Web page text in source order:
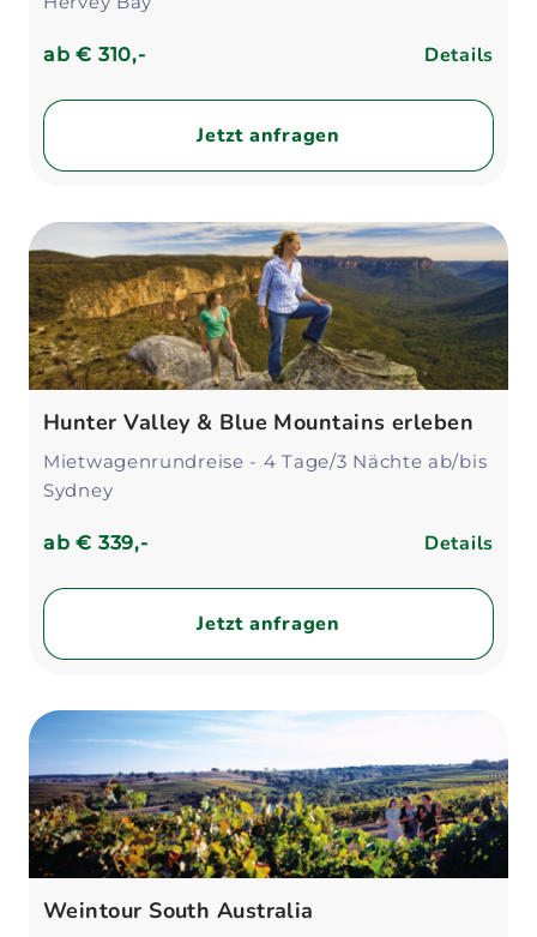
ab€ 310,- Details
Jetzt anfragen
Hunter Valley & Blue Mountains erleben
Mietwagenrundreise - 4 Tage/3 Nächte ab/bis
Sydney
ab€ 339,- Details
Jetzt anfragen
Weintour South Australia